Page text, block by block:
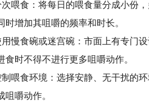
次喂食：将每日的喂食量分成小份
时增加其咀嚼的频率和时长。
食碗或迷宫碗：市面上有专门设
食时不得不进行更多咀嚼动作。
食环境：选择安静、无干扰的环
咀嚼动作。